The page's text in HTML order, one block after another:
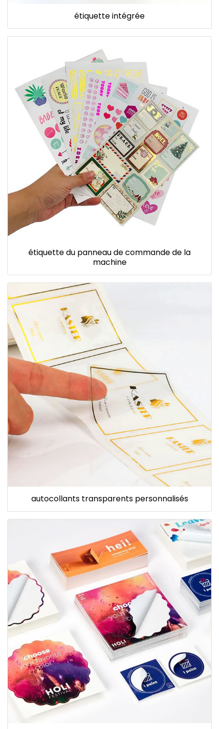
étiquette intégrée
étiquette du panneau de commande de la
machine
autocollants transparents personnalisés